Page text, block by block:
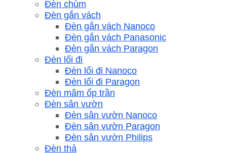
Đèn chùm
Đèn gắn vách
Đèn gắn vách Nanoco
Đèn gắn vách Panasonic
Đèn gắn vách Paragon
Đèn lối đi
Đèn lối đi Nanoco
Đèn lối đi Paragon
Đèn mâm ốp trần
Đèn sân vườn
Đèn sân vườn Nanoco
Đèn sân vườn Paragon
Đèn sân vườn Philips
Đèn thả